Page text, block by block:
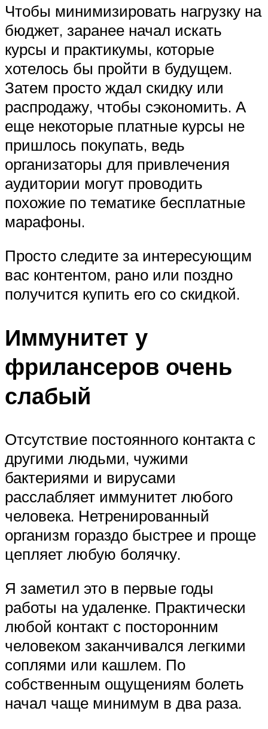
Чтобы минимизировать нагрузку на
бюджет, заранее начал искать
курсы и практикумы, которые
хотелось бы пройти в будущем.
Затем просто ждал скидку или
распродажу, чтобы сэкономить. А
еще некоторые платные курсы не
пришлось покупать, ведь
организаторы для привлечения
аудитории могут проводить
похожие по тематике бесплатные
марафоны.
Просто следите за интересующим
вас контентом, рано или поздно
получится купить его со скидкой.
Иммунитет у
фрилансеров очень
слабый
Отсутствие постоянного контакта с
другими людьми, чужими
бактериями и вирусами
расслабляет иммунитет любого
человека. Нетренированный
организм гораздо быстрее и проще
цепляет любую болячку.
Я заметил это в первые годы
работы на удаленке. Практически
любой контакт с посторонним
человеком заканчивался легкими
соплями или кашлем. По
собственным ощущениям болеть
начал чаще минимум в два раза.